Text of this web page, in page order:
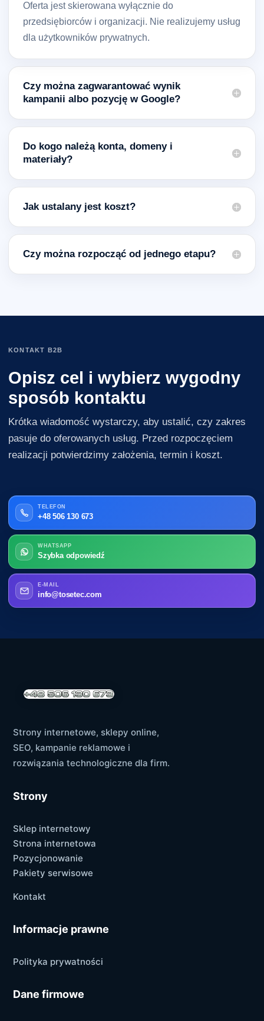
Oferta jest skierowana wyłącznie do
przedsiębiorców i organizacji. Nie realizujemy usług
dla użytkowników prywatnych.
Czy można zagwarantować wynik
kampanii albo pozycję w Google?
Do kogo należą konta, domeny i
materiały?
Jak ustalany jest koszt?
Czy można rozpocząć od jednego etapu?
KONTAKT B2B
Opisz cel i wybierz wygodny
sposób kontaktu
Krótka wiadomość wystarczy, aby ustalić, czy zakres
pasuje do oferowanych usług. Przed rozpoczęciem
realizacji potwierdzimy założenia, termin i koszt.
TELEFON
+48 506 130 673
WHATSAPP
Szybka odpowiedź
E-MAIL
info@tosetec.com
Strony internetowe, sklepy online,
SEO, kampanie reklamowe i
rozwiązania technologiczne dla firm.
Strony
Sklep internetowy
Strona internetowa
Pozycjonowanie
Pakiety serwisowe
Kontakt
Informacje prawne
Polityka prywatności
Dane firmowe